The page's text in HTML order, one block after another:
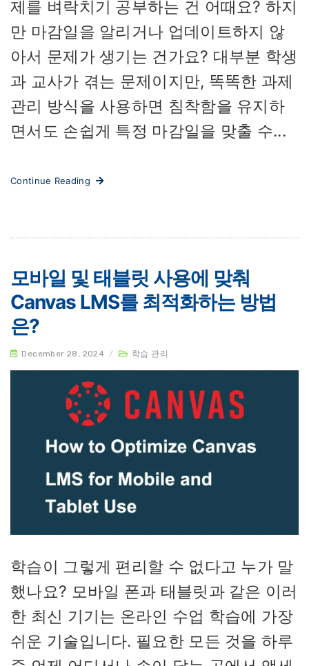
제를 벼락치기 공부하는 건 어때요? 하지
만 마감일을 알리거나 업데이트하지 않
아서 문제가 생기는 건가요? 대부분 학생
과 교사가 겪는 문제이지만, 똑똑한 과제
관리 방식을 사용하면 침착함을 유지하
면서도 손쉽게 특정 마감일을 맞출 수...
Continue Reading
모바일 및 태블릿 사용에 맞춰
Canvas LMS를 최적화하는 방법
은?
December 28, 2024 / 학습 관리
학습이 그렇게 편리할 수 없다고 누가 말
했나요? 모바일 폰과 태블릿과 같은 이러
한 최신 기기는 온라인 수업 학습에 가장
쉬운 기술입니다. 필요한 모든 것을 하루